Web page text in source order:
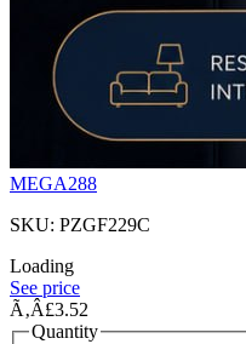
MEGA288
SKU: PZGF229C
Loading
See price
Ã‚Â£3.52
Quantity